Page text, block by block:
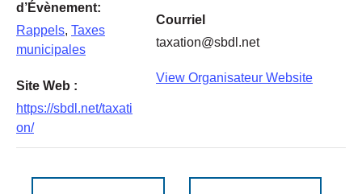
d’Évènement:
Rappels, Taxes
municipales
Site Web :
https://sbdl.net/taxati
on/
Courriel
taxation@sbdl.net
View Organisateur Website